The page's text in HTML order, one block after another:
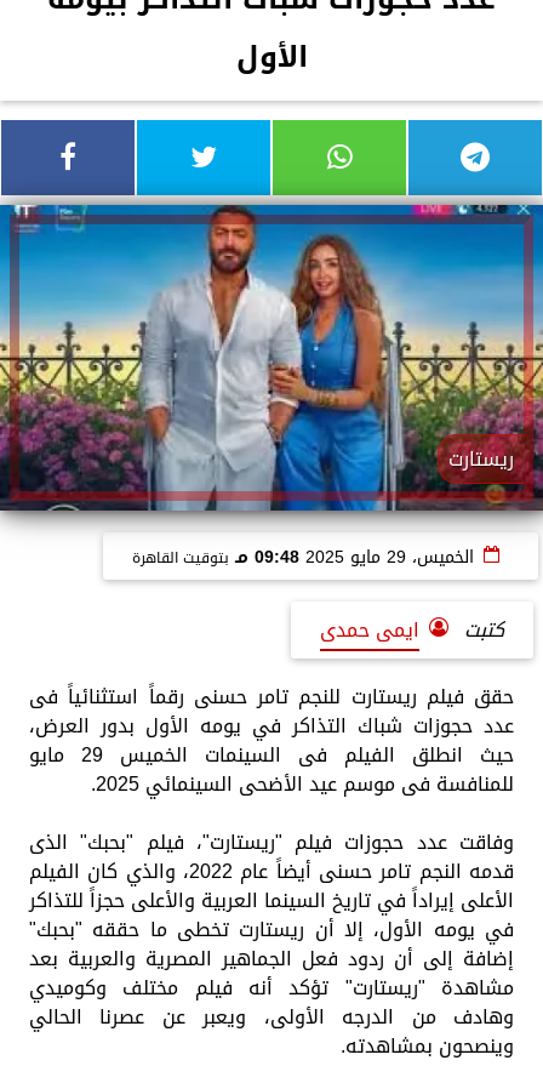
الأول
ريستارت
الخميس، 29 مايو 2025 09:48 مـ بتوقيت القاهرة
كتبت
ايمى حمدى
حقق فيلم ريستارت للنجم تامر حسنى رقماً استثنائياً فى
عدد حجوزات شباك التذاكر في يومه الأول بدور العرض،
حيث انطلق الفيلم فى السينمات الخميس 29 مايو
للمنافسة فى موسم عيد الأضحى السينمائي 2025.
وفاقت عدد حجوزات فيلم "ريستارت"، فيلم "بحبك" الذى
قدمه النجم تامر حسنى أيضاً عام 2022، والذي كان الفيلم
الأعلى إيراداً في تاريخ السينما العربية والأعلى حجزاً للتذاكر
في يومه الأول، إلا أن ريستارت تخطى ما حققه "بحبك"
إضافة إلى أن ردود فعل الجماهير المصرية والعربية بعد
مشاهدة "ريستارت" تؤكد أنه فيلم مختلف وكوميدي
وهادف من الدرجه الأولى، ويعبر عن عصرنا الحالي
وينصحون بمشاهدته.